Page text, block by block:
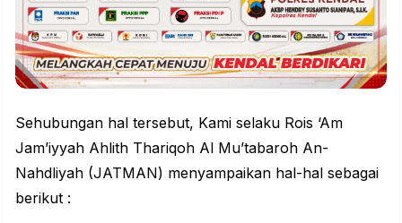
Sehubungan hal tersebut, Kami selaku Rois ‘Am
Jam’iyyah Ahlith Thariqoh Al Mu’tabaroh An-
Nahdliyah (JATMAN) menyampaikan hal-hal sebagai
berikut :